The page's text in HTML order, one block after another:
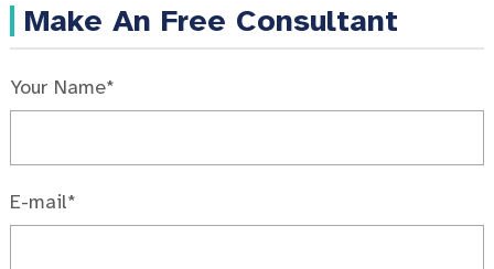
Make An Free Consultant
Your Name*
E-mail*